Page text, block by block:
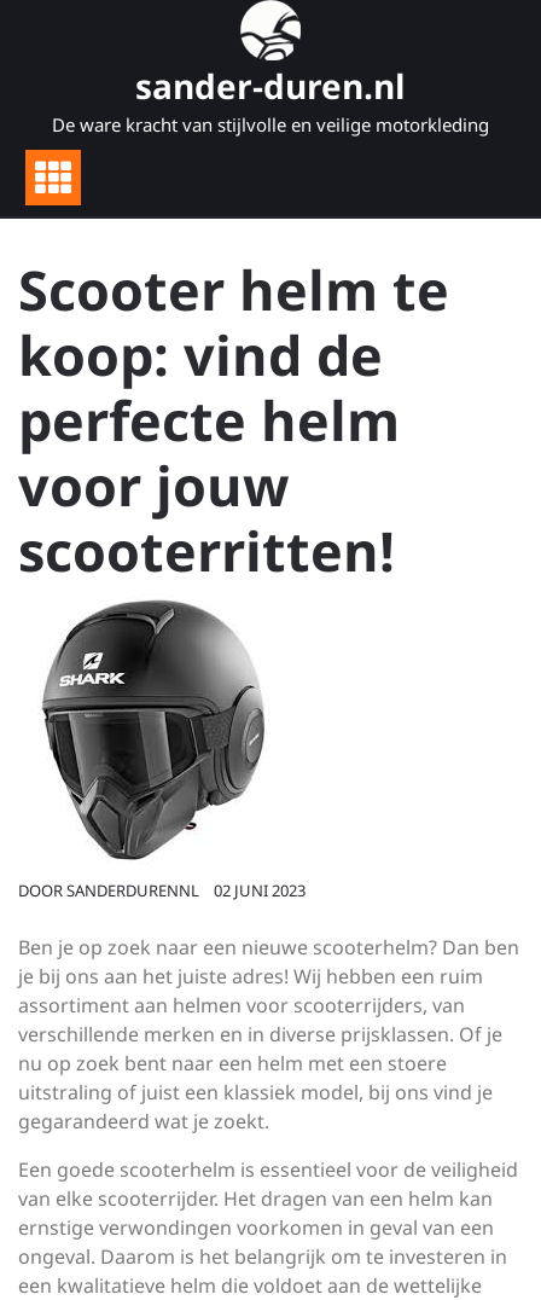
sander-duren.nl
De ware kracht van stijlvolle en veilige motorkleding
Scooter helm te
koop: vind de
perfecte helm
voor jouw
scooterritten!
DOORSANDERDURENNL 02 JUNI 2023
Ben je op zoek naar een nieuwe scooterhelm? Dan ben
je bij ons aan het juiste adres! Wij hebben een ruim
assortiment aan helmen voor scooterrijders, van
verschillende merken en in diverse prijsklassen. Of je
nu op zoek bent naar een helm met een stoere
uitstraling of juist een klassiek model, bij ons vind je
gegarandeerd wat je zoekt.
Een goede scooterhelm is essentieel voor de veiligheid
van elke scooterrijder. Het dragen van een helm kan
ernstige verwondingen voorkomen in geval van een
ongeval. Daarom is het belangrijk om te investeren in
een kwalitatieve helm die voldoet aan de wettelijke